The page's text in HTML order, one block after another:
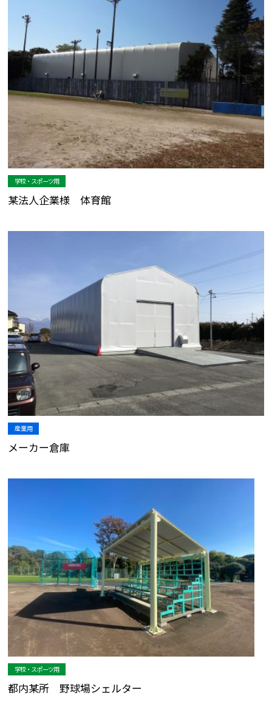
学校・スポーツ用
某法人企業様 体育館
産業用
メーカー倉庫
学校・スポーツ用
都内某所 野球場シェルター